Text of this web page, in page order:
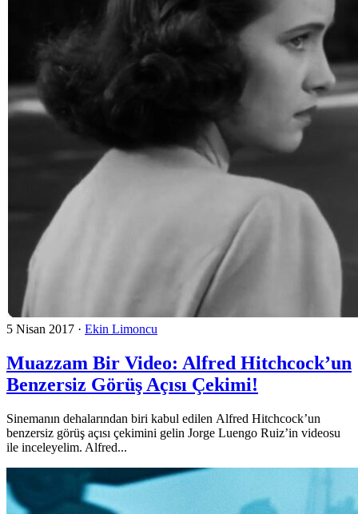
5 Nisan 2017 · Ekin Limoncu
Muazzam Bir Video: Alfred Hitchcock’un
Benzersiz Görüş Açısı Çekimi!
Sinemanın dehalarından biri kabul edilen Alfred Hitchcock’un
benzersiz görüş açısı çekimini gelin Jorge Luengo Ruiz’in videosu
ile inceleyelim. Alfred...